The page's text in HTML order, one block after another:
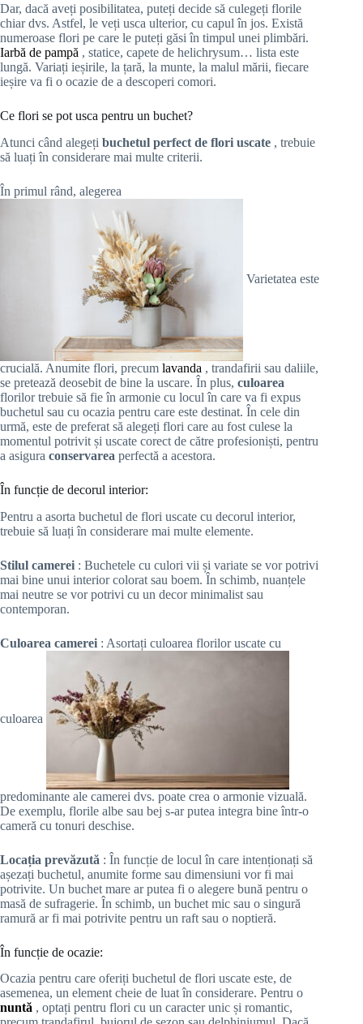
Dar, dacă aveți posibilitatea, puteți decide să culegeți florile
chiar dvs. Astfel, le veți usca ulterior, cu capul în jos. Există
numeroase flori pe care le puteți găsi în timpul unei plimbări.
Iarbă de pampă , statice, capete de helichrysum… lista este
lungă. Variați ieșirile, la țară, la munte, la malul mării, fiecare
ieșire va fi o ocazie de a descoperi comori.
Ce flori se pot usca pentru un buchet?
Atunci când alegeți buchetul perfect de flori uscate , trebuie
să luați în considerare mai multe criterii.
În primul rând, alegerea
Varietatea este
crucială. Anumite flori, precum lavanda , trandafirii sau daliile,
se pretează deosebit de bine la uscare. În plus, culoarea
florilor trebuie să fie în armonie cu locul în care va fi expus
buchetul sau cu ocazia pentru care este destinat. În cele din
urmă, este de preferat să alegeți flori care au fost culese la
momentul potrivit și uscate corect de către profesioniști, pentru
a asigura conservarea perfectă a acestora.
În funcție de decorul interior:
Pentru a asorta buchetul de flori uscate cu decorul interior,
trebuie să luați în considerare mai multe elemente.
Stilul camerei : Buchetele cu culori vii și variate se vor potrivi
mai bine unui interior colorat sau boem. În schimb, nuanțele
mai neutre se vor potrivi cu un decor minimalist sau
contemporan.
Culoarea camerei : Asortați culoarea florilor uscate cu
culoarea
predominante ale camerei dvs. poate crea o armonie vizuală.
De exemplu, florile albe sau bej s-ar putea integra bine într-o
cameră cu tonuri deschise.
Locația prevăzută : În funcție de locul în care intenționați să
așezați buchetul, anumite forme sau dimensiuni vor fi mai
potrivite. Un buchet mare ar putea fi o alegere bună pentru o
masă de sufragerie. În schimb, un buchet mic sau o singură
ramură ar fi mai potrivite pentru un raft sau o noptieră.
În funcție de ocazie:
Ocazia pentru care oferiți buchetul de flori uscate este, de
asemenea, un element cheie de luat în considerare. Pentru o
nuntă , optați pentru flori cu un caracter unic și romantic,